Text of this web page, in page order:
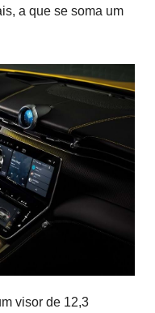
a que se soma um
visor de 12,3